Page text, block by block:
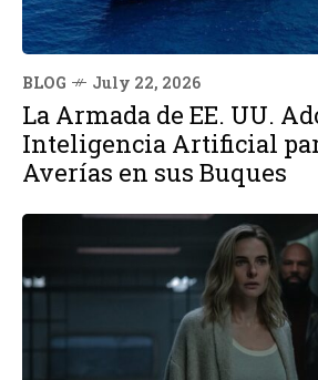
BLOG July 22, 2026
La Armada de EE. UU.
Inteligencia Artificial
Averías en sus Buques